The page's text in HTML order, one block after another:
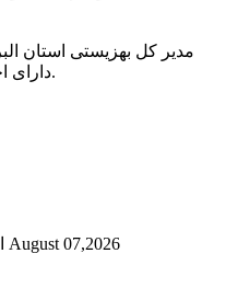
دارای اختلالات بینایی در این استان خبر داد.
August 07,2026